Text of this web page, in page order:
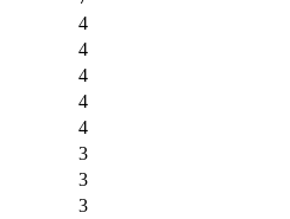
4
4
4
4
4
3
3
3